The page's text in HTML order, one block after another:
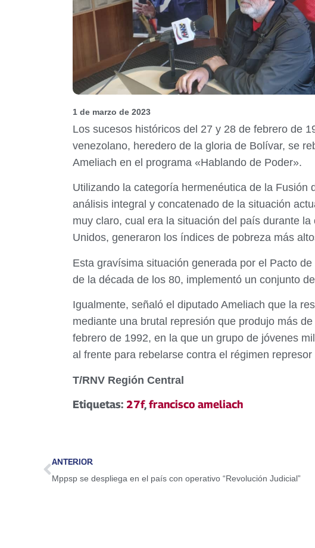
1 de marzo de 2023
Los sucesos históricos del 27 y 28 de febrero de
venezolano, heredero de la gloria de Bolívar, se
Ameliach en el programa «Hablando de Poder».
Utilizando la categoría hermenéutica de la Fusión
análisis integral y concatenado de la situación
muy claro, cual era la situación del país durante
Unidos, generaron los índices de pobreza más
Esta gravísima situación generada por el Pacto
de la década de los 80, implementó un conjunto
Igualmente, señaló el diputado Ameliach que la
mediante una brutal represión que produjo más
febrero de 1992, en la que un grupo de jóvenes
al frente para rebelarse contra el régimen represor
T/RNV Región Central
Etiquetas: 27f,francisco ameliach
ANTERIOR
Mppsp se despliega en el país con operativo “Revolución Judicial”